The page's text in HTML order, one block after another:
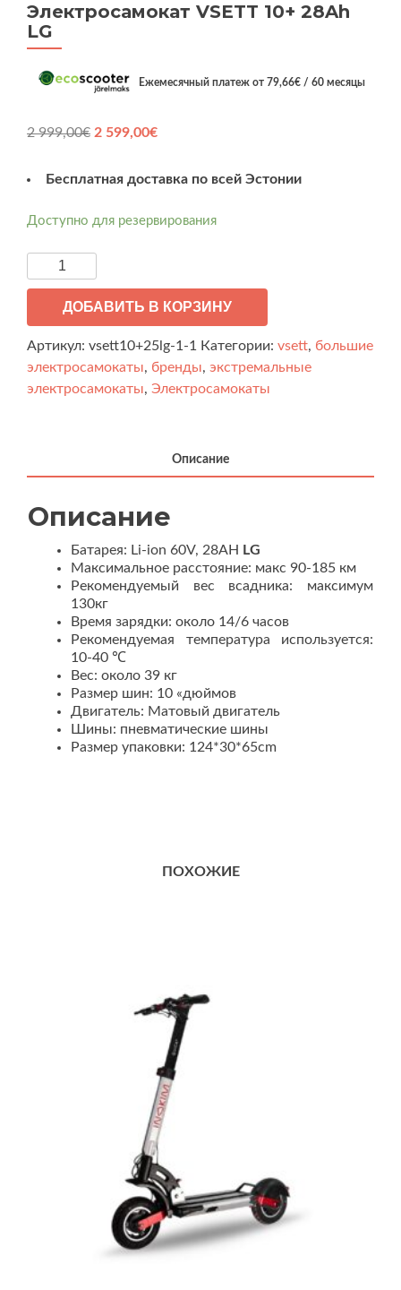
Электрocамокат VSETT 10+ 28Ah
LG
Eжемесячный платеж от 79,66€/ 60 месяцы
2 999,00€ Первоначальная
2 999,00€.
2 599,00€Текущая
Бесплатная доставка по всей Эстонии
Доступно для резервирования
Количество
товара
Электрocамокат
VSETT
10+
28Ah
LG
ДОБАВИТЬ В КОРЗИНУ
Артикул: vsett10+25lg-1-1 Категории: vsett, большие
электросамокаты, бренды, экстремальные
электросамокаты, Электросамокаты
Описание
Описание
Батарея: Li-ion 60V, 28AH LG
Максимальное расстояние: макс 90-185 км
Рекомендуемый вес всадника: максимум
130кг
Время зарядки: около 14/6 часов
Рекомендуемая температура используется:
10-40 ℃
Вес: около 39 кг
Размер шин: 10 «дюймов
Двигатель: Матовый двигатель
Шины: пневматические шины
Размер упаковки: 124*30*65cm
ПОХОЖИЕ